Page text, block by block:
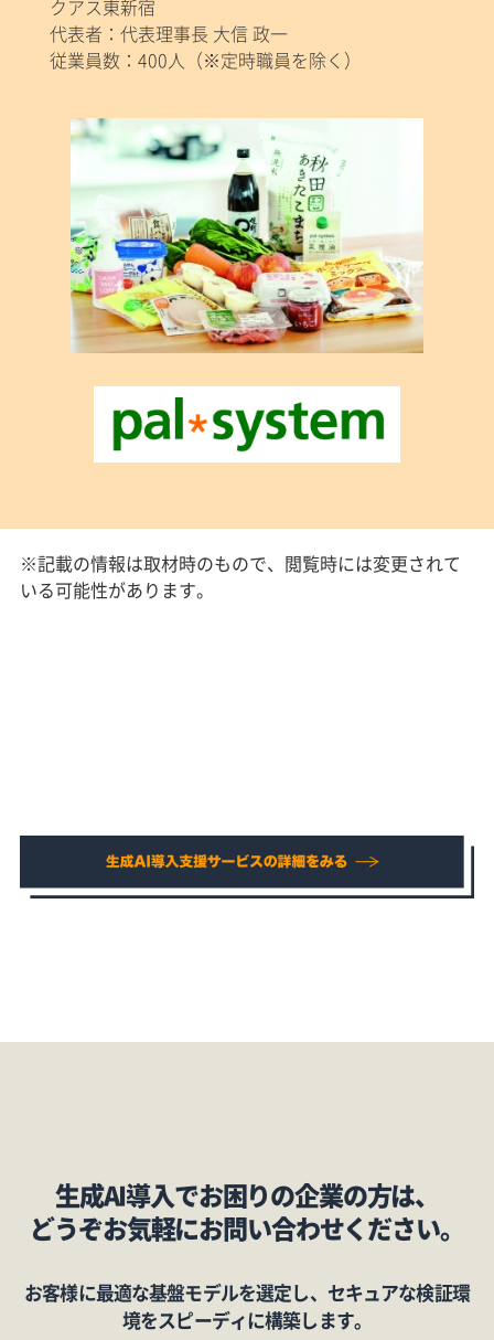
クアス東新宿
代表者：代表理事長 大信 政一
従業員数：400人（※定時職員を除く）
※記載の情報は取材時のもので、閲覧時には変更されて
いる可能性があります。
生成AI導入でお困りの企業の方は、
どうぞお気軽にお問い合わせください。
お客様に最適な基盤モデルを選定し、セキュアな検証環
境をスピーディに構築します。